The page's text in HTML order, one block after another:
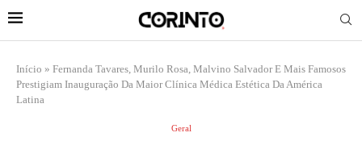
Início » Fernanda Tavares, Murilo Rosa, Malvino Salvador E Mais Famosos
Prestigiam Inauguração Da Maior Clínica Médica Estética Da América
Latina
Geral